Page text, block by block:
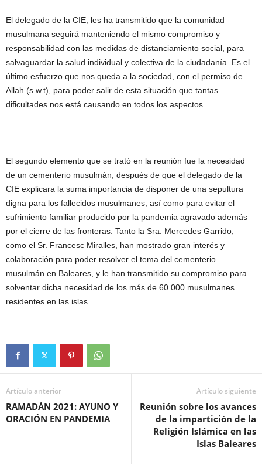
El delegado de la CIE, les ha transmitido que la comunidad
musulmana seguirá manteniendo el mismo compromiso y
responsabilidad con las medidas de distanciamiento social, para
salvaguardar la salud individual y colectiva de la ciudadanía. Es el
último esfuerzo que nos queda a la sociedad, con el permiso de
Allah (s.w.t), para poder salir de esta situación que tantas
dificultades nos está causando en todos los aspectos.
El segundo elemento que se trató en la reunión fue la necesidad
de un cementerio musulmán, después de que el delegado de la
CIE explicara la suma importancia de disponer de una sepultura
digna para los fallecidos musulmanes, así como para evitar el
sufrimiento familiar producido por la pandemia agravado además
por el cierre de las fronteras. Tanto la Sra. Mercedes Garrido,
como el Sr. Francesc Miralles, han mostrado gran interés y
colaboración para poder resolver el tema del cementerio
musulmán en Baleares, y le han transmitido su compromiso para
solventar dicha necesidad de los más de 60.000 musulmanes
residentes en las islas
Artículo anterior
RAMADÁN 2021: AYUNO Y
ORACIÓN EN PANDEMIA
Artículo siguiente
Reunión sobre los avances
de la impartición de la
Religión Islámica en las
Islas Baleares